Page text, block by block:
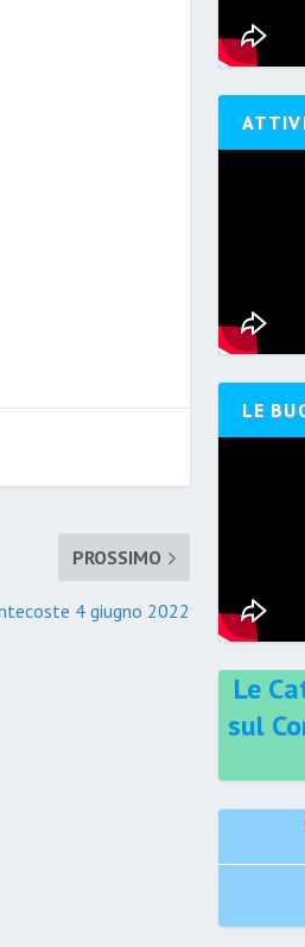
PROSSIMO
4 giugno 2022
LE
Le
sul